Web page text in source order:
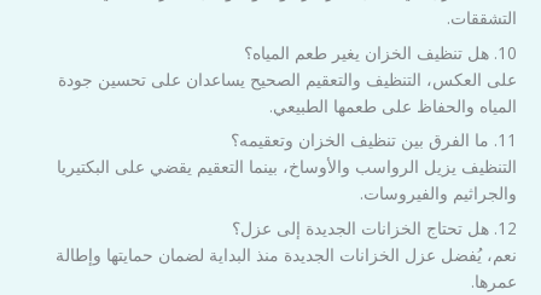
التشققات.
10. هل تنظيف الخزان يغير طعم المياه؟
على العكس، التنظيف والتعقيم الصحيح يساعدان على تحسين جودة
المياه والحفاظ على طعمها الطبيعي.
11. ما الفرق بين تنظيف الخزان وتعقيمه؟
التنظيف يزيل الرواسب والأوساخ، بينما التعقيم يقضي على البكتيريا
والجراثيم والفيروسات.
12. هل تحتاج الخزانات الجديدة إلى عزل؟
نعم، يُفضل عزل الخزانات الجديدة منذ البداية لضمان حمايتها وإطالة
عمرها.